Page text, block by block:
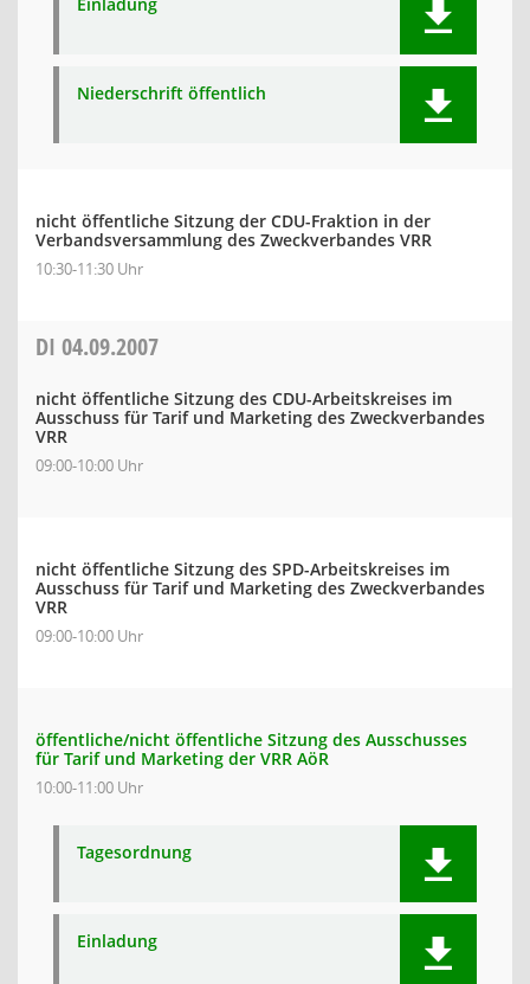
Niederschrift öffentlich
nicht öffentliche Sitzung der CDU-Fraktion in der
Verbandsversammlung des Zweckverbandes VRR
10:30-11:30 Uhr
DI 04.09.2007
nicht öffentliche Sitzung des CDU-Arbeitskreises im
Ausschuss für Tarif und Marketing des Zweckverbandes
VRR
09:00-10:00 Uhr
nicht öffentliche Sitzung des SPD-Arbeitskreises im
Ausschuss für Tarif und Marketing des Zweckverbandes
VRR
09:00-10:00 Uhr
öffentliche/nicht öffentliche Sitzung des Ausschusses
für Tarif und Marketing der VRR AöR
10:00-11:00 Uhr
Tagesordnung
Einladung